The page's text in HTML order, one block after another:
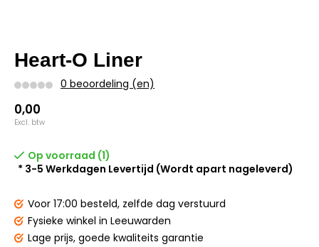
Heart-O Liner
0 beoordeling (en)
0,00
Excl. btw
Op voorraad (1)
* 3-5 Werkdagen Levertijd (Wordt apart nageleverd)
Voor 17:00 besteld, zelfde dag verstuurd
Fysieke winkel in Leeuwarden
Lage prijs, goede kwaliteits garantie